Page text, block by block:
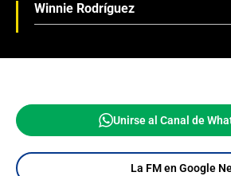
Winnie Rodríguez
Unirse al Canal de
La FM en Google